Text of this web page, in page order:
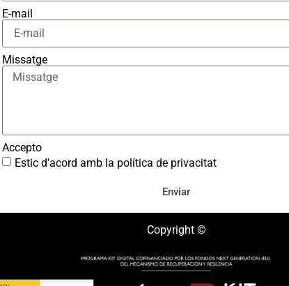
E-mail
Missatge
Accepto
Estic d'acord amb la política de privacitat
Enviar
Copyright ©